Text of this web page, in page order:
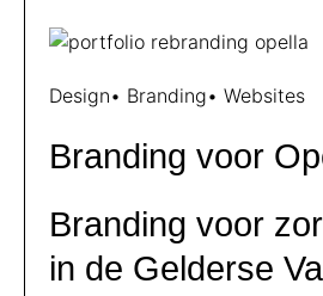
Design• Branding• Websites
Branding voor
Branding voor
in de Gelderse